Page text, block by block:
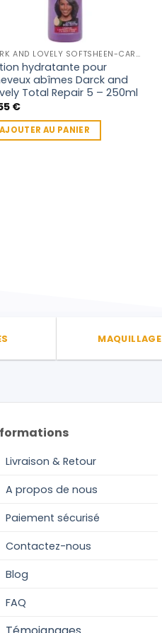
DARK AND LOVELY SOFTSHEEN-CARSON.
hydratante pour
abîmes Darck and
Total Repair 5 – 250ml
€
AJOUTER AU PANIER
MAQUILLAGE
Livraison & Retour
A propos de nous
Paiement sécurisé
Contactez-nous
Blog
FAQ